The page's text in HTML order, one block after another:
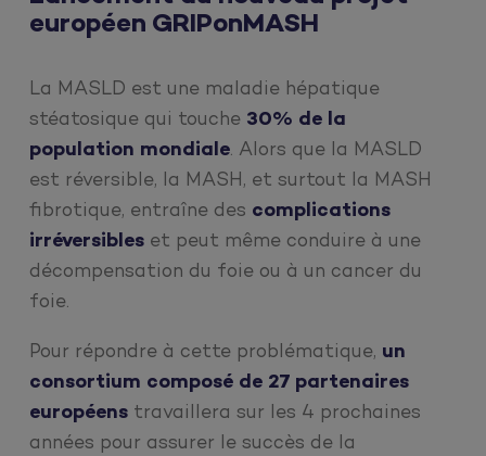
européen GRIPonMASH
La MASLD est une maladie hépatique
stéatosique qui touche 30% de la
population mondiale. Alors que la MASLD
est réversible, la MASH, et surtout la MASH
fibrotique, entraîne des complications
irréversibles et peut même conduire à une
décompensation du foie ou à un cancer du
foie.
Pour répondre à cette problématique, un
consortium composé de 27 partenaires
européens travaillera sur les 4 prochaines
années pour assurer le succès de la